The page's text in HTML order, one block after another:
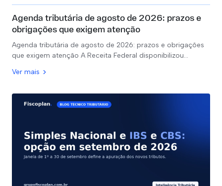
Agenda tributária de agosto de 2026: prazos e
obrigações que exigem atenção
Agenda tributária de agosto de 2026: prazos e obrigações
que exigem atenção A Receita Federal disponibilizou…
Ver mais